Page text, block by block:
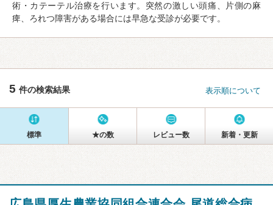
術・カテーテル治療を行います。突然の激しい頭痛、片側の麻
痺、ろれつ障害がある場合には早急な受診が必要です。
5 件の検索結果 表示順について
標準 ★の数 レビュー数 新着・更新